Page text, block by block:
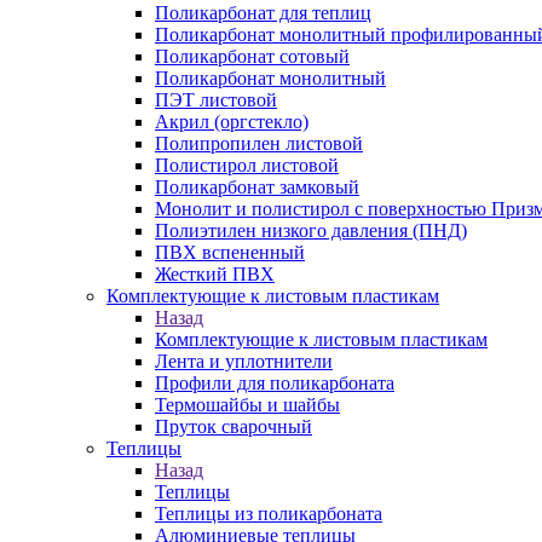
Поликарбонат для теплиц
Поликарбонат монолитный
Поликарбонат сотовый
Поликарбонат монолитный
ПЭТ листовой
Акрил (оргстекло)
Полипропилен листовой
Полистирол листовой
Поликарбонат замковый
Монолит и полистирол с поверхностью
Полиэтилен низкого давления (ПНД)
ПВХ вспененный
Жесткий ПВХ
Комплектующие к листовым пластикам
Назад
Комплектующие к листовым пластикам
Лента и уплотнители
Профили для поликарбоната
Термошайбы и шайбы
Пруток сварочный
Теплицы
Назад
Теплицы
Теплицы из поликарбоната
Алюминиевые теплицы